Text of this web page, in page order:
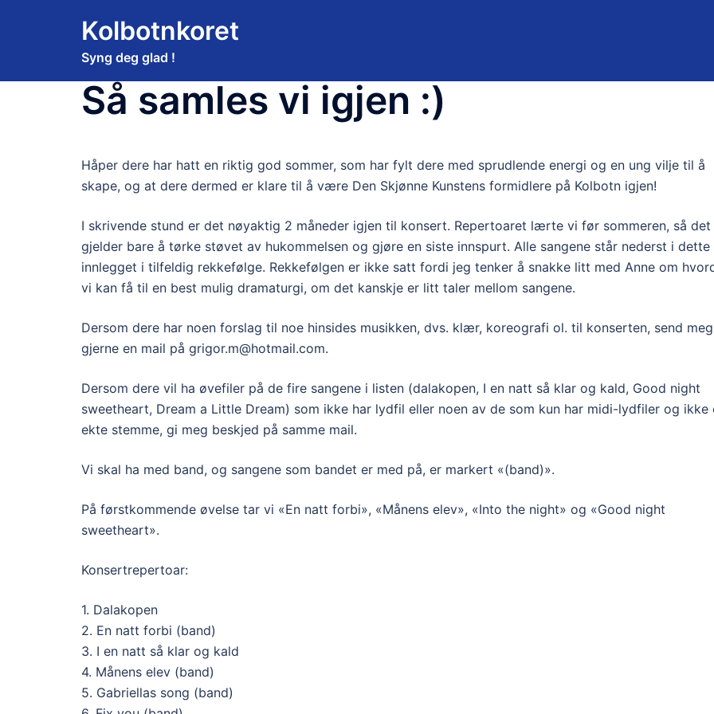
Kolbotnkoret
Syng deg glad !
Så samles vi igjen :)
Håper dere har hatt en riktig god sommer, som har fylt dere med sprudlende energi og en ung vilje til å
skape, og at dere dermed er klare til å være Den Skjønne Kunstens formidlere på Kolbotn igjen!
I skrivende stund er det nøyaktig 2 måneder igjen til konsert. Repertoaret lærte vi før sommeren, så det
gjelder bare å tørke støvet av hukommelsen og gjøre en siste innspurt. Alle sangene står nederst i dette
innlegget i tilfeldig rekkefølge. Rekkefølgen er ikke satt fordi jeg tenker å snakke litt med Anne om
vi kan få til en best mulig dramaturgi, om det kanskje er litt taler mellom sangene.
Dersom dere har noen forslag til noe hinsides musikken, dvs. klær, koreografi ol. til konserten, send meg
gjerne en mail på grigor.m@hotmail.com.
Dersom dere vil ha øvefiler på de fire sangene i listen (dalakopen, I en natt så klar og kald, Good night
sweetheart, Dream a Little Dream) som ikke har lydfil eller noen av de som kun har midi-lydfiler og ikke
ekte stemme, gi meg beskjed på samme mail.
Vi skal ha med band, og sangene som bandet er med på, er markert «(band)».
På førstkommende øvelse tar vi «En natt forbi», «Månens elev», «Into the night» og «Good night
sweetheart».
Konsertrepertoar:
1. Dalakopen
2. En natt forbi (band)
3. I en natt så klar og kald
4. Månens elev (band)
5. Gabriellas song (band)